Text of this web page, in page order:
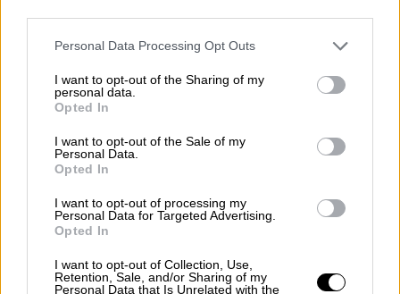
Please note that this website/app uses one or more Google
not limited to your visit or usage behaviour. You may click to
grant or deny consent to Google and its third-party tags to
use your data for below specified purposes in below Google
consent section.
Personal Data Processing Opt Outs
I want to opt-out of the Sharing of my
personal data.
Opted In
I want to opt-out of the Sale of my
Personal Data.
Opted In
I want to opt-out of processing my
Personal Data for Targeted Advertising.
Opted In
I want to opt-out of Collection, Use,
Retention, Sale, and/or Sharing of my
Personal Data that Is Unrelated with the
«Όλα όσα ακούγονται είναιανακρίβειες. Δεν
τον έχει καλέσει κανείς για να
καταθέσει
οικόπεδο. Δεν υπάρχει οικόπεδο με
αντιδικία στον Άγιο Στέφανο. Ο
επιχειρηματίαςδεν είχε ποτέ αντιδικία με
τον νεκρό τοπογράφο. Αντιθέτως, ήταν
Παναγιώτης Στάθης επέλεξε να δουλέψει με
κάποιους άλλους επιχειρηματίες και είχε
ο τοπογράφος ήταν εξωτερικός συνεργάτης